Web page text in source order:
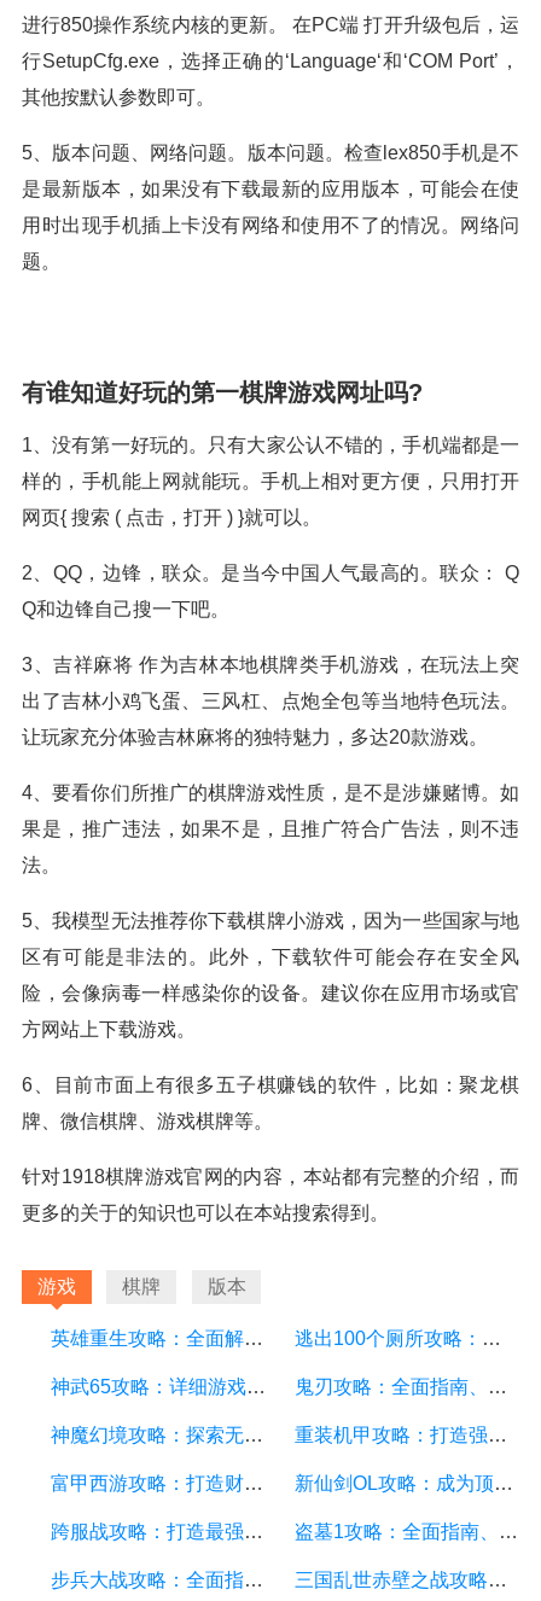
进行850操作系统内核的更新。 在PC端 打开升级包后，运
行SetupCfg.exe，选择正确的‘Language‘和‘COM Port’，
其他按默认参数即可。
5、版本问题、网络问题。版本问题。检查lex850手机是不
是最新版本，如果没有下载最新的应用版本，可能会在使
用时出现手机插上卡没有网络和使用不了的情况。网络问
题。
有谁知道好玩的第一棋牌游戏网址吗?
1、没有第一好玩的。只有大家公认不错的，手机端都是一
样的，手机能上网就能玩。手机上相对更方便，只用打开
网页{ 搜索 ( 点击，打开 ) }就可以。
2、QQ，边锋，联众。是当今中国人气最高的。联众： Q
Q和边锋自己搜一下吧。
3、吉祥麻将 作为吉林本地棋牌类手机游戏，在玩法上突
出了吉林小鸡飞蛋、三风杠、点炮全包等当地特色玩法。
让玩家充分体验吉林麻将的独特魅力，多达20款游戏。
4、要看你们所推广的棋牌游戏性质，是不是涉嫌赌博。如
果是，推广违法，如果不是，且推广符合广告法，则不违
法。
5、我模型无法推荐你下载棋牌小游戏，因为一些国家与地
区有可能是非法的。此外，下载软件可能会存在安全风
险，会像病毒一样感染你的设备。建议你在应用市场或官
方网站上下载游戏。
6、目前市面上有很多五子棋赚钱的软件，比如：聚龙棋
牌、微信棋牌、游戏棋牌等。
针对1918棋牌游戏官网的内容，本站都有完整的介绍，而
更多的关于的知识也可以在本站搜索得到。
游戏 棋牌 版本
英雄重生攻略：全面解析游戏中的技巧和策略 逃出100个厕所攻略：详细游戏攻略方面的描述
神武65攻略：详细游戏攻略方面的描述 鬼刃攻略：全面指南、技巧和秘籍，助你成为顶尖玩家
神魔幻境攻略：探索无尽的魔幻世界，成为顶尖玩家 重装机甲攻略：打造强大机甲，征服战场的终极指南
富甲西游攻略：打造财富王国的终极指南 新仙剑OL攻略：成为顶级仙侠大侠的秘诀与技巧
跨服战攻略：打造最强战队，征服多个服务器 盗墓1攻略：全面指南、秘籍和技巧
步兵大战攻略：全面指南及游戏技巧分享 三国乱世赤壁之战攻略：详细游戏攻略方面的描述